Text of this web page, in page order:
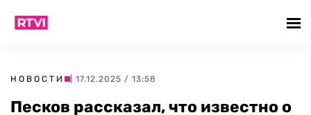
НОВОСТИ | 17.12.2025 / 13:58
Песков рассказал, что известно о